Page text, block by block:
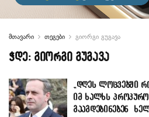
მთავარი თეგები გიორგი გუგავა
ჭდე: გიორგი გუგავა
„დღეს ლოცვებში
იმ ხალხს
გააგდებინებენ